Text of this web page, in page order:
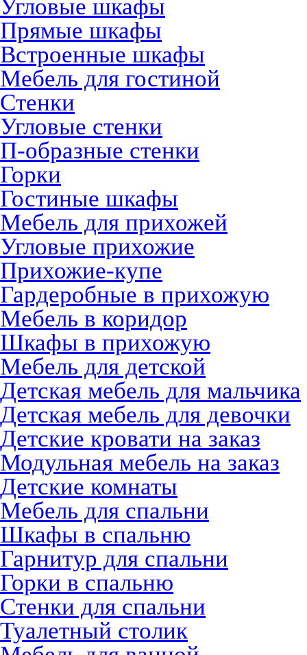
Угловые шкафы
Прямые шкафы
Встроенные шкафы
Мебель для гостиной
Стенки
Угловые стенки
П-образные стенки
Горки
Гостиные шкафы
Мебель для прихожей
Угловые прихожие
Прихожие-купе
Гардеробные в прихожую
Мебель в коридор
Шкафы в прихожую
Мебель для детской
Детская мебель для мальчика
Детская мебель для девочки
Детские кровати на заказ
Модульная мебель на заказ
Детские комнаты
Мебель для спальни
Шкафы в спальню
Гарнитур для спальни
Горки в спальню
Стенки для спальни
Туалетный столик